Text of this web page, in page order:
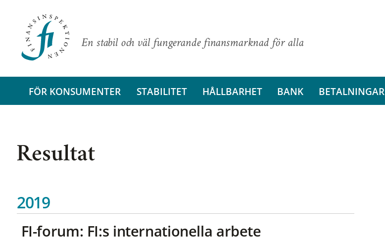
En stabil och väl fungerande finansmarknad för alla
FÖR KONSUMENTER STABILITET HÅLLBARHET BANK BETALNINGAR
Resultat
2019
FI-forum: FI:s internationella arbete